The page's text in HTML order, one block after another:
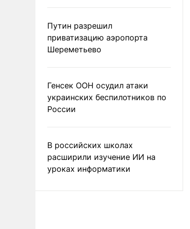
Путин разрешил
приватизацию аэропорта
Шереметьево
Генсек ООН осудил атаки
украинских беспилотников по
России
В российских школах
расширили изучение ИИ на
уроках информатики